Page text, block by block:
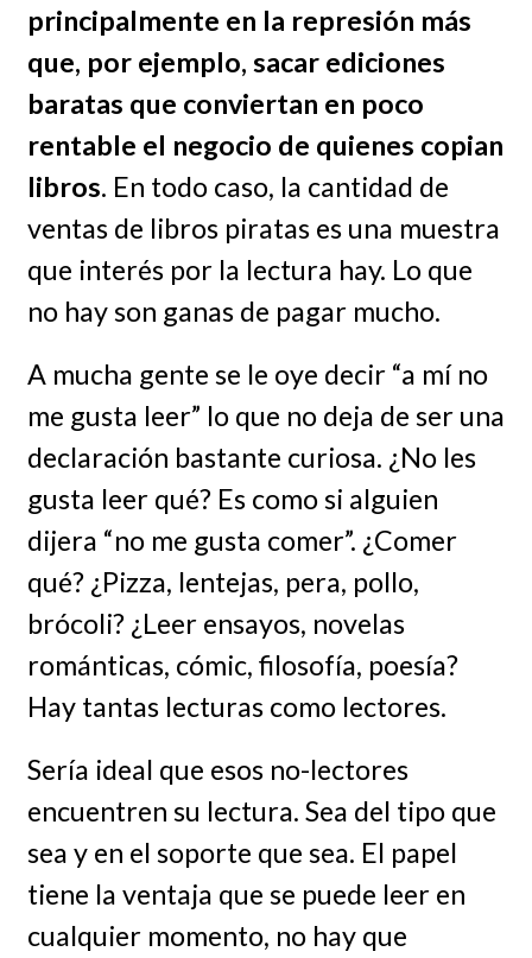
principalmente en la represión más
que, por ejemplo, sacar ediciones
baratas que conviertan en poco
rentable el negocio de quienes copian
libros. En todo caso, la cantidad de
ventas de libros piratas es una muestra
que interés por la lectura hay. Lo que
no hay son ganas de pagar mucho.
A mucha gente se le oye decir “a mí no
me gusta leer” lo que no deja de ser una
declaración bastante curiosa. ¿No les
gusta leer qué? Es como si alguien
dijera “no me gusta comer”. ¿Comer
qué? ¿Pizza, lentejas, pera, pollo,
brócoli? ¿Leer ensayos, novelas
románticas, cómic, filosofía, poesía?
Hay tantas lecturas como lectores.
Sería ideal que esos no-lectores
encuentren su lectura. Sea del tipo que
sea y en el soporte que sea. El papel
tiene la ventaja que se puede leer en
cualquier momento, no hay que